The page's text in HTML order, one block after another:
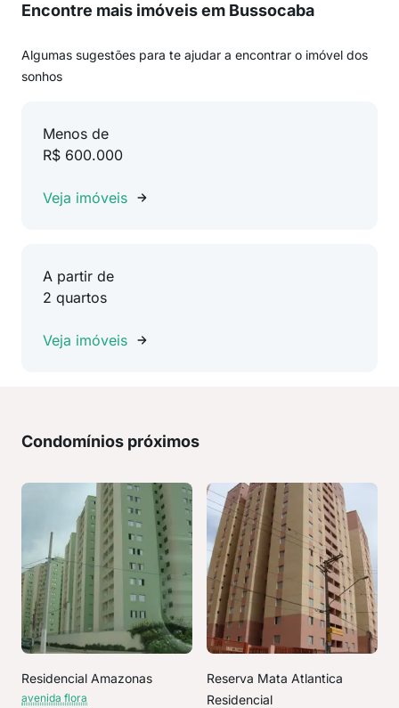
Encontre mais imóveis em Bussocaba
Algumas sugestões para te ajudar a encontrar o imóvel dos
sonhos
Menos de
R$ 600.000
Veja imóveis
A partir de
2 quartos
Veja imóveis
Condomínios próximos
Residencial Amazonas
avenida flora
Reserva Mata Atlantica
Residencial